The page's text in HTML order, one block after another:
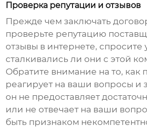
Проверка репутации и отзывов
Прежде чем заключать
проверьте репутацию
отзывы в интернете, спросите
сталкивались ли они с этой
Обратите внимание на то, как
реагирует на ваши вопросы и
он не предоставляет
или не отвечает на ваши
быть признаком